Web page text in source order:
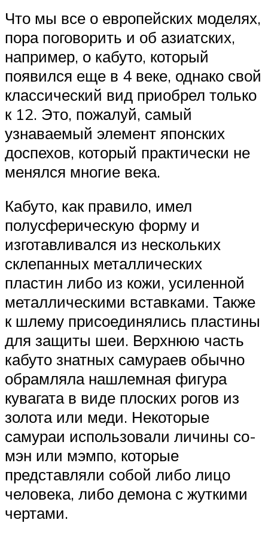
Что мы все о европейских моделях,
пора поговорить и об азиатских,
например, о кабуто, который
появился еще в 4 веке, однако свой
классический вид приобрел только
к 12. Это, пожалуй, самый
узнаваемый элемент японских
доспехов, который практически не
менялся многие века.
Кабуто, как правило, имел
полусферическую форму и
изготавливался из нескольких
склепанных металлических
пластин либо из кожи, усиленной
металлическими вставками. Также
к шлему присоединялись пластины
для защиты шеи. Верхнюю часть
кабуто знатных самураев обычно
обрамляла нашлемная фигура
кувагата в виде плоских рогов из
золота или меди. Некоторые
самураи использовали личины со-
мэн или мэмпо, которые
представляли собой либо лицо
человека, либо демона с жуткими
чертами.